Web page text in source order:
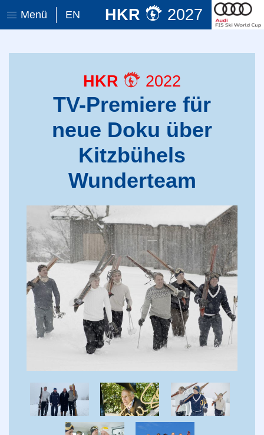
Menü EN HKR 2027
HKR 2022
TV-Premiere für
neue Doku über
Kitzbühels
Wunderteam